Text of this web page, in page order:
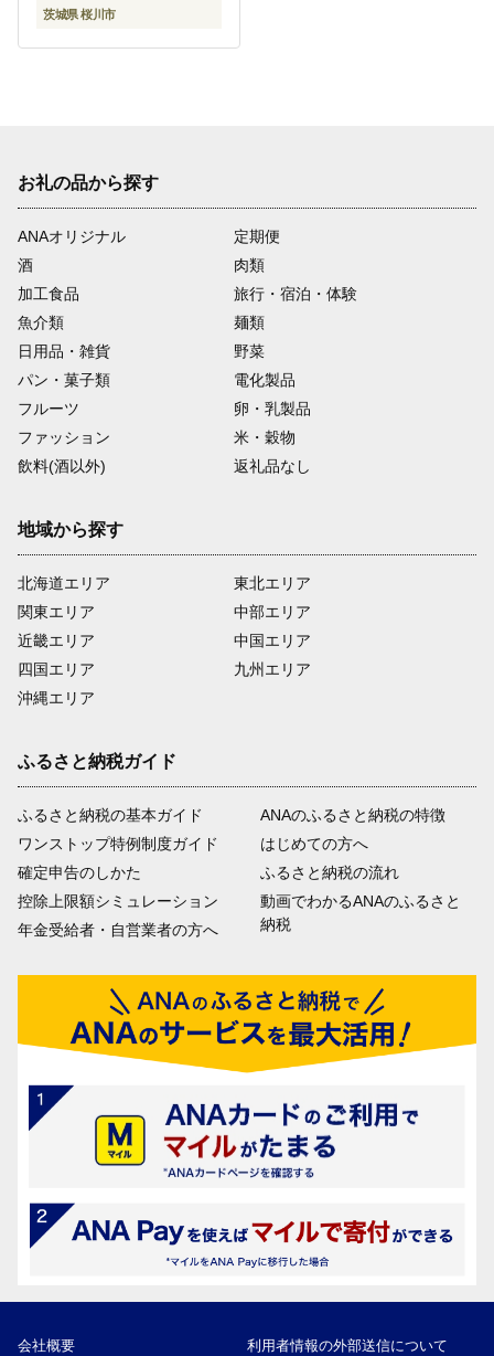
茨城県 桜川市
お礼の品から探す
ANAオリジナル
定期便
酒
肉類
加工食品
旅行・宿泊・体験
魚介類
麺類
日用品・雑貨
野菜
パン・菓子類
電化製品
フルーツ
卵・乳製品
ファッション
米・穀物
飲料(酒以外)
返礼品なし
地域から探す
北海道エリア
関東エリア
近畿エリア
四国エリア
沖縄エリア
東北エリア
中部エリア
中国エリア
九州エリア
ふるさと納税ガイド
ふるさと納税の基本ガイド
ワンストップ特例制度ガイド
確定申告のしかた
控除上限額シミュレーション
年金受給者・自営業者の方へ
ANAのふるさと納税の特徴
はじめての方へ
ふるさと納税の流れ
動画でわかるANAのふるさと
納税
会社概要 利用者情報の外部送信について